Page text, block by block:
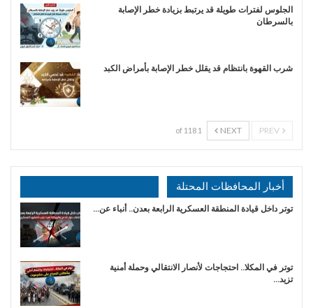
الجلوس لفترات طويلة قد يرتبط بزيادة خطر الإصابة
بالسرطان
شرب القهوة بانتظام قد يقلل خطر الإصابة بأمراض الكبد
NEXT
1 of 118
أخبار المحافظات المحتلة
توتر داخل قيادة المنطقة العسكرية الرابعة بعدن.. أنباء عن…
توتر في المكلا.. احتجاجات لأنصار الانتقالي وحملة أمنية
تزيد…